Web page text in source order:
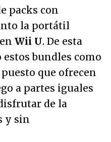
packs con
la portátil
Wii U. De esta
bundles como
que ofrecen
a partes iguales
de la
y sin